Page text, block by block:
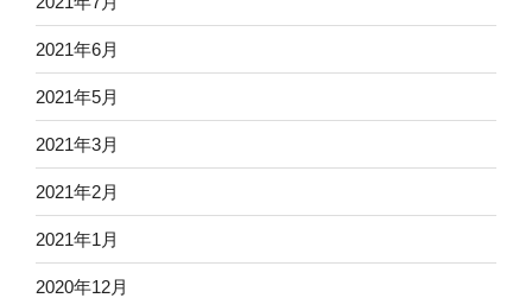
2021年6月
2021年5月
2021年3月
2021年2月
2021年1月
2020年12月